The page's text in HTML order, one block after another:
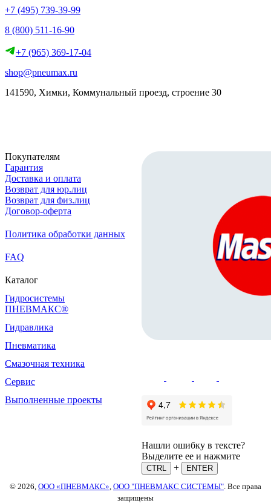
+7 (495) 739-39-99
8 (800) 511-16-90
+7 (965) 369-17-04
shop@pneumax.ru
141590, Химки, Коммунальный проезд, строение 30
Покупателям
Гарантия
Доставка и оплата
Возврат для юр.лиц
Возврат для физ.лиц
Договор-оферта
Политика обработки данных
FAQ
Каталог
Гидросистемы
ПНЕВМАКС®
Гидравлика
Пневматика
Смазочная техника
Сервис
Выполненные проекты
Нашли ошибку в тексте?
Выделите ее и нажмите
CTRL +
ENTER
© 2026, ООО «ПНЕВМАКС», ООО "ПНЕВМАКС СИСТЕМЫ". Все права
защищены